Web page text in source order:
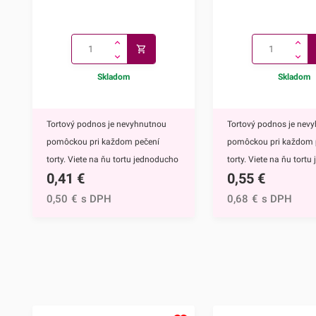
Skladom
Tortový podnos je nevyhnutnou
pomôckou pri každom pečení
torty. Viete na ňu tortu jednoducho
uložiť a zdobenie, prezentácia aj
skladovanie bude omnoho
0,41 €
0,50 € s DPH
Skladom
Tortový podnos je
pomôckou pri každom
torty. Viete na ňu tortu
uložiť a zdobenie,
skladovanie bude
0,55 €
0,68 € s DPH